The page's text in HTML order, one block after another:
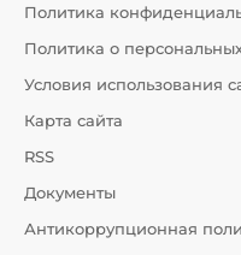
Политика
Политика о
Условия использования
Карта сайта
RSS
Документы
Антикоррупционная